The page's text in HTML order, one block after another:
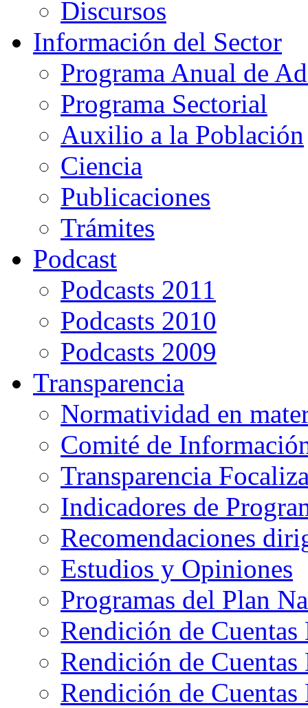
Discursos
Información del Sector
Programa Anual de
Programa Sectorial
Auxilio a la Población
Ciencia
Publicaciones
Trámites
Podcast
Podcasts 2011
Podcasts 2010
Podcasts 2009
Transparencia
Normatividad en
Comité de
Transparencia
Indicadores de
Recomendaciones
Estudios y Opiniones
Programas del Plan
Rendición de Cuentas
Rendición de Cuentas
Rendición de